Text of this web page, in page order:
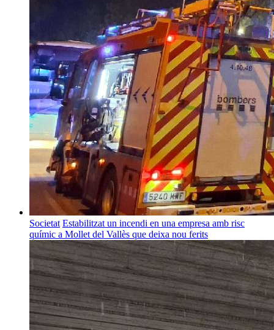
Societat Estabilitzat un incendi en una empresa amb risc
químic a Mollet del Vallès que deixa nou ferits